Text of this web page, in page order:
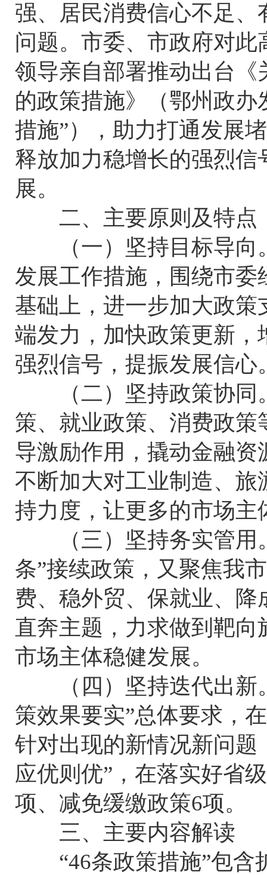
强、居民消费信心不足
问题。市委、市政府对
领导亲自部署推动出台
的政策措施》（鄂州政办
措施”），助力打通发展
释放加力稳增长的强烈
展。
二、主要原则及特点
（一）坚持目标导向
发展工作措施，围绕市
基础上，进一步加大政
端发力，加快政策更新
强烈信号，提振发展信心
（二）坚持政策协同
策、就业政策、消费政
导激励作用，撬动金融
不断加大对工业制造、
持力度，让更多的市场主
（三）坚持务实管用。
条”接续政策，又聚焦我
费、稳外贸、保就业、
直奔主题，力求做到靶
市场主体稳健发展。
（四）坚持迭代出新
策效果要实”总体要求，
针对出现的新情况新问题
应优则优”，在落实好省
项、减免缓缴政策6项。
三、主要内容解读
“46条政策措施”包含